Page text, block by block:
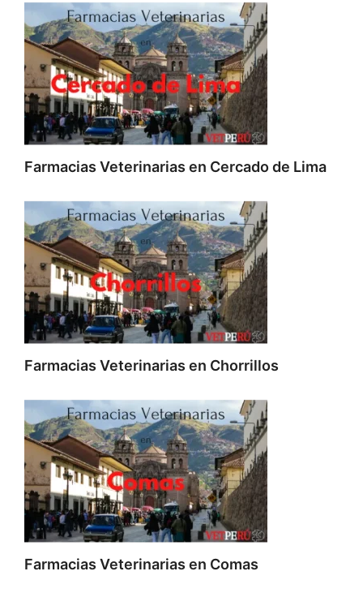
Farmacias Veterinarias en Cercado de Lima
Farmacias Veterinarias en Chorrillos
Farmacias Veterinarias en Comas